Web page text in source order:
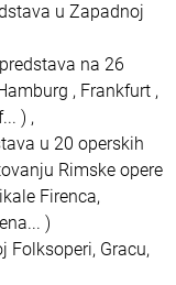
u Zapadnoj
na 26
, Frankfurt ,
) ,
u 20 operskih
Rimske opere
Firenca,
)
Folksoperi, Gracu,